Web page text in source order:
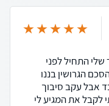
התחיל לפני
הגרושין בננו
אבל עקב סיבוך
לקבל את המגיע לי